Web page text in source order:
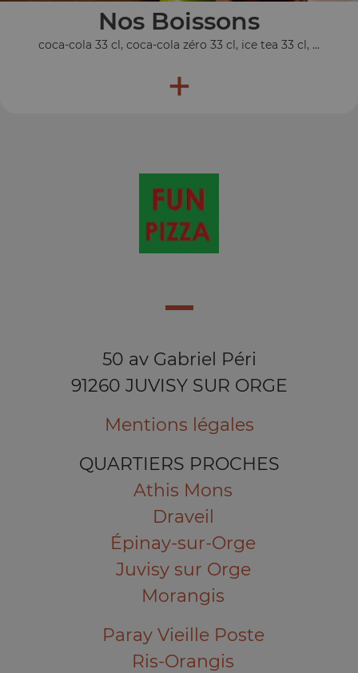
Nos Boissons
coca-cola 33 cl, coca-cola zéro 33 cl, ice tea 33 cl, ...
+
50 av Gabriel Péri
91260 JUVISY SUR ORGE
Mentions légales
QUARTIERS PROCHES
Athis Mons
Draveil
Épinay-sur-Orge
Juvisy sur Orge
Morangis
Paray Vieille Poste
Ris-Orangis